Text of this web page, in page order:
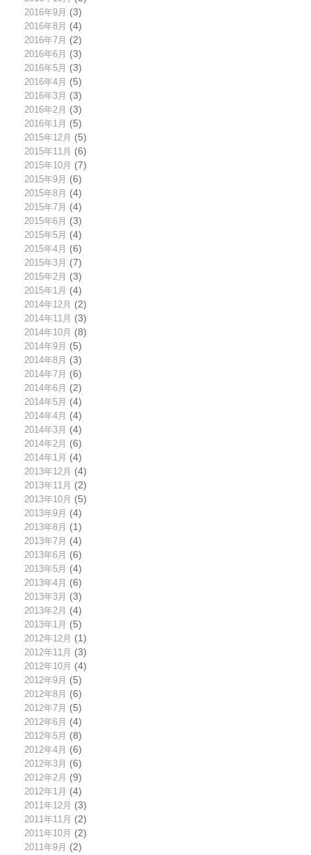
2016年9月 (3)
2016年8月 (4)
2016年7月 (2)
2016年6月 (3)
2016年5月 (3)
2016年4月 (5)
2016年3月 (3)
2016年2月 (3)
2016年1月 (5)
2015年12月 (5)
2015年11月 (6)
2015年10月 (7)
2015年9月 (6)
2015年8月 (4)
2015年7月 (4)
2015年6月 (3)
2015年5月 (4)
2015年4月 (6)
2015年3月 (7)
2015年2月 (3)
2015年1月 (4)
2014年12月 (2)
2014年11月 (3)
2014年10月 (8)
2014年9月 (5)
2014年8月 (3)
2014年7月 (6)
2014年6月 (2)
2014年5月 (4)
2014年4月 (4)
2014年3月 (4)
2014年2月 (6)
2014年1月 (4)
2013年12月 (4)
2013年11月 (2)
2013年10月 (5)
2013年9月 (4)
2013年8月 (1)
2013年7月 (4)
2013年6月 (6)
2013年5月 (4)
2013年4月 (6)
2013年3月 (3)
2013年2月 (4)
2013年1月 (5)
2012年12月 (1)
2012年11月 (3)
2012年10月 (4)
2012年9月 (5)
2012年8月 (6)
2012年7月 (5)
2012年6月 (4)
2012年5月 (8)
2012年4月 (6)
2012年3月 (6)
2012年2月 (9)
2012年1月 (4)
2011年12月 (3)
2011年11月 (2)
2011年10月 (2)
2011年9月 (2)